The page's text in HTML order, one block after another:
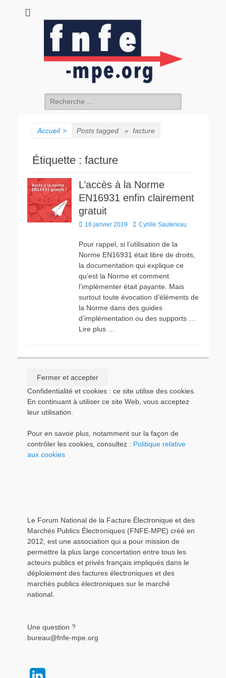
fnfe-mpe.org
Accueil > Posts tagged » facture
Étiquette : facture
L’accès à la Norme
EN16931 enfin clairement
gratuit
16 janvier 2019 Cyrille Sautereau
Pour rappel, si l’utilisation de la
Norme EN16931 était libre de droits,
la documentation qui explique ce
qu’est la Norme et comment
l’implémenter était payante. Mais
surtout toute évocation d’éléments de
la Norme dans des guides
d’implémentation ou des supports …
Lire plus …
Confidentialité et cookies : ce site utilise des cookies.
En continuant à utiliser ce site Web, vous acceptez
leur utilisation.
Pour en savoir plus, notamment sur la façon de
contrôler les cookies, consultez : Politique relative
aux cookies
Le Forum National de la Facture Électronique et des
Marchés Publics Électroniques (FNFE-MPE) créé en
2012, est une association qui a pour mission de
permettre la plus large concertation entre tous les
acteurs publics et privés français impliqués dans le
déploiement des factures électroniques et des
marchés publics électroniques sur le marché
national.
Une question ?
bureau@fnfe-mpe.org